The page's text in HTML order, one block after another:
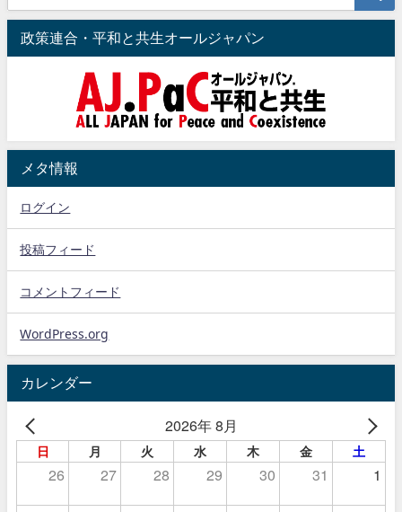
政策連合・平和と共生オールジャパン
メタ情報
ログイン
投稿フィード
コメントフィード
WordPress.org
カレンダー
2026年 8月
日 月 火 水 木 金 土
26 27 28 29 30 31 1